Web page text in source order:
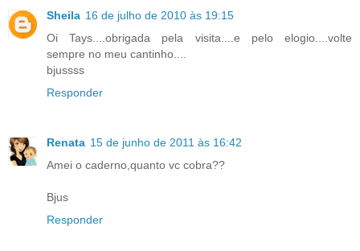
Sheila 16 de julho de 2010 às 19:15
Oi Tays....obrigada pela visita....e pelo elogio....volte
sempre no meu cantinho....
bjussss
Responder
Renata 15 de junho de 2011 às 16:42
Amei o caderno,quanto vc cobra??
Bjus
Responder